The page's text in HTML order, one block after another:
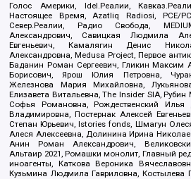
Голос Америки, Idel.Реалии,
Настоящее Время, Azatliq Radiosi, PCE/
Север.Реалии, Радио Свобода,
Александрович, Савицкая Людмила
Евгеньевич, Камалягин Денис
Александровна, Medusa Project, Первое
Баданин Роман Сергеевич, Гликин Максим
Борисович, Ярош Юлия Петровна,
Железнова Мария Михайловна,
Елизавета Витальевна, The Insider SIA,
Софья Романовна, Рождественский Илья
Владимировна, Постернак Алексей
Степан Юрьевич, Istories fonds, Шмагун
Алеся Алексеевна, Долинина Ирина
Анин Роман Александрович,
Альтаир 2021, Ромашки монолит, Главный
иноагенты, Каткова Вероника
Кузьмина Людмила Гавриловна,